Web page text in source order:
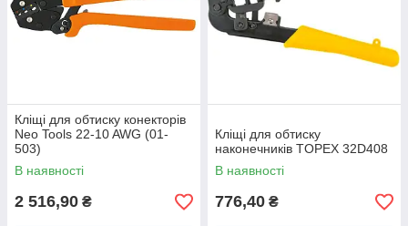
Кліщі для обтиску конекторів
Neo Tools 22-10 AWG (01-
503)
В наявності
2 516,90 ₴
Кліщі для обтиску
наконечників TOPEX 32D408
В наявності
776,40 ₴